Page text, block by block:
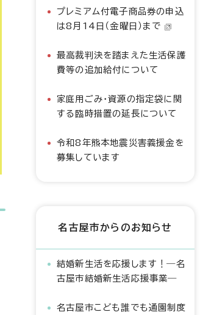
プレミアム付電子商品券の申込
は8月14日（金曜日）まで
最高裁判決を踏まえた生活保護
費等の追加給付について
家庭用ごみ・資源の指定袋に関
する臨時措置の延長について
令和8年熊本地震災害義援金を
募集しています
名古屋市からのお知らせ
結婚新生活を応援します！―名
古屋市結婚新生活応援事業―
名古屋市こども誰でも通園制度